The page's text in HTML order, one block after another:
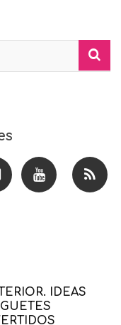
IDEAS